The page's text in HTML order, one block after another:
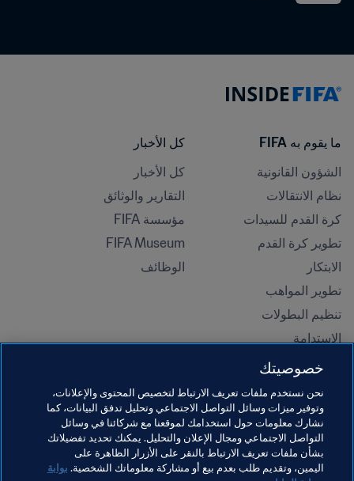
ما يقوم به FIFA
الشؤون القانونية
نظام الانتقالات
كرة القدم للسيدات
تطوير كرة القدم
الابتكار
تطوير المواهب
تنظيم البطولات
الاستدامة
حقوق الإنسان ومناهضة التمييز
المبادرات التعليمية
كل الأخبار
كل الأخبار
التقارير والوثائق
مؤسسة FIFA
FIFA Museum
الوظائف
خصوصيتك
نحن نستخدم ملفات تعريف الارتباط لتخصيص المحتوى والإعلانات،
وتوفير ميزات وسائل التواصل الاجتماعي وتحليل تدفق البيانات، كما
نشارك معلومات حول استخدامك لموقعنا مع شركائنا في وسائل
التواصل الاجتماعي ومجال الإعلان والتحليل. يمكنك تحديد تفضيلاتك
بشأن ملفات تعريف الارتباط بالنقر على الأزرار الظاهرة على
اليمين، وتقديم طلب بعدم بيع أو مشاركة معلوماتك الشخصية. بوابة